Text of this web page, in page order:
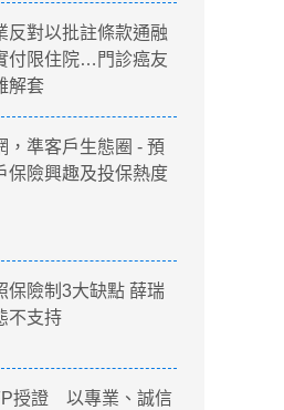
反對以批註條款通融
付限住院…門診癌友
解套
，準客戶生態圈 - 預
保險興趣及投保熱度
保險制3大缺點 薛瑞
不支持
授證 以專業、誠信